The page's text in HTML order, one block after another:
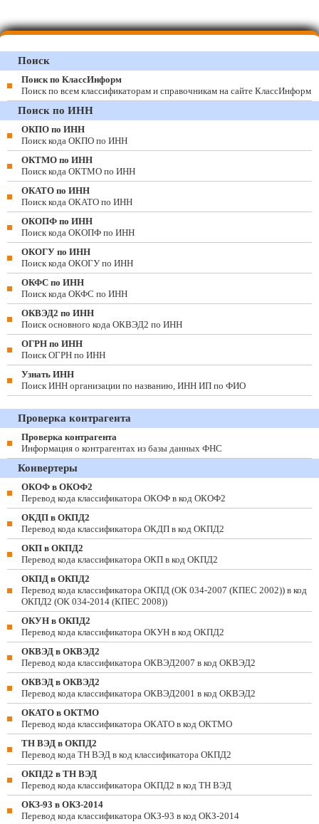
Поиск
Поиск по КлассИнформ
Поиск по всем классификаторам и справочникам на сайте КлассИнформ
Поиск по ИНН
ОКПО по ИНН
Поиск кода ОКПО по ИНН
ОКТМО по ИНН
Поиск кода ОКТМО по ИНН
ОКАТО по ИНН
Поиск кода ОКАТО по ИНН
ОКОПФ по ИНН
Поиск кода ОКОПФ по ИНН
ОКОГУ по ИНН
Поиск кода ОКОГУ по ИНН
ОКФС по ИНН
Поиск кода ОКФС по ИНН
ОКВЭД2 по ИНН
Поиск основного кода ОКВЭД2 по ИНН
ОГРН по ИНН
Поиск ОГРН по ИНН
Узнать ИНН
Поиск ИНН организации по названию, ИНН ИП по ФИО
Проверка контрагента
Проверка контрагента
Информация о контрагентах из базы данных ФНС
Конвертеры
ОКОФ в ОКОФ2
Перевод кода классификатора ОКОФ в код ОКОФ2
ОКДП в ОКПД2
Перевод кода классификатора ОКДП в код ОКПД2
ОКП в ОКПД2
Перевод кода классификатора ОКП в код ОКПД2
ОКПД в ОКПД2
Перевод кода классификатора ОКПД (ОК 034-2007 (КПЕС 2002)) в код
ОКПД2 (ОК 034-2014 (КПЕС 2008))
ОКУН в ОКПД2
Перевод кода классификатора ОКУН в код ОКПД2
ОКВЭД в ОКВЭД2
Перевод кода классификатора ОКВЭД2007 в код ОКВЭД2
ОКВЭД в ОКВЭД2
Перевод кода классификатора ОКВЭД2001 в код ОКВЭД2
ОКАТО в ОКТМО
Перевод кода классификатора ОКАТО в код ОКТМО
ТН ВЭД в ОКПД2
Перевод кода ТН ВЭД в код классификатора ОКПД2
ОКПД2 в ТН ВЭД
Перевод кода классификатора ОКПД2 в код ТН ВЭД
ОКЗ-93 в ОКЗ-2014
Перевод кода классификатора ОКЗ-93 в код ОКЗ-2014